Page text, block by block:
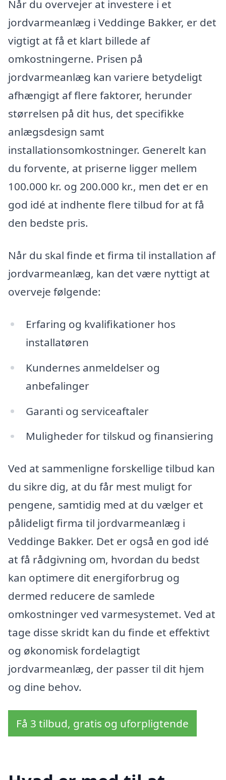
Når du overvejer at investere i et
jordvarmeanlæg i Veddinge Bakker, er det
vigtigt at få et klart billede af
omkostningerne. Prisen på
jordvarmeanlæg kan variere betydeligt
afhængigt af flere faktorer, herunder
størrelsen på dit hus, det specifikke
anlægsdesign samt
installationsomkostninger. Generelt kan
du forvente, at priserne ligger mellem
100.000 kr. og 200.000 kr., men det er en
god idé at indhente flere tilbud for at få
den bedste pris.
Når du skal finde et firma til installation af
jordvarmeanlæg, kan det være nyttigt at
overveje følgende:
Erfaring og kvalifikationer hos
installatøren
Kundernes anmeldelser og
anbefalinger
Garanti og serviceaftaler
Muligheder for tilskud og finansiering
Ved at sammenligne forskellige tilbud kan
du sikre dig, at du får mest muligt for
pengene, samtidig med at du vælger et
pålideligt firma til jordvarmeanlæg i
Veddinge Bakker. Det er også en god idé
at få rådgivning om, hvordan du bedst
kan optimere dit energiforbrug og
dermed reducere de samlede
omkostninger ved varmesystemet. Ved at
tage disse skridt kan du finde et effektivt
og økonomisk fordelagtigt
jordvarmeanlæg, der passer til dit hjem
og dine behov.
Få 3 tilbud, gratis og uforpligtende